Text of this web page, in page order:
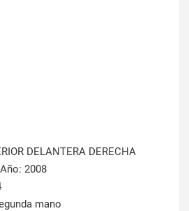
DELANTERA DERECHA
2008
mano